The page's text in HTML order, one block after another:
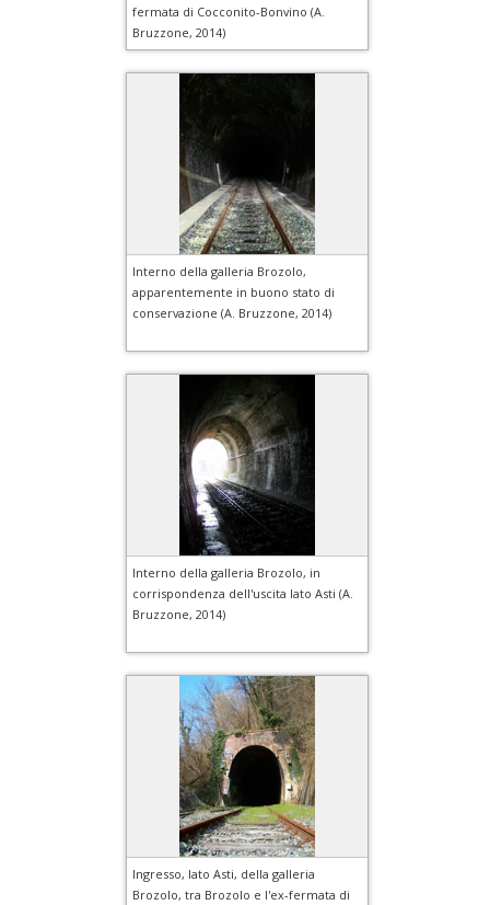
fermata di Cocconito-Bonvino (A.
Bruzzone, 2014)
Interno della galleria Brozolo,
apparentemente in buono stato di
conservazione (A. Bruzzone, 2014)
Interno della galleria Brozolo, in
corrispondenza dell'uscita lato Asti (A.
Bruzzone, 2014)
Ingresso, lato Asti, della galleria
Brozolo, tra Brozolo e l'ex-fermata di